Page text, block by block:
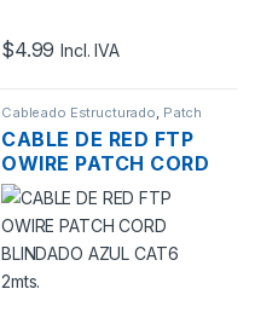
$4.99 Incl. IVA
Cableado Estructurado, Patch
CABLE DE RED FTP
OWIRE PATCH CORD
BLINDADO AZUL
CAT6 2MTS.